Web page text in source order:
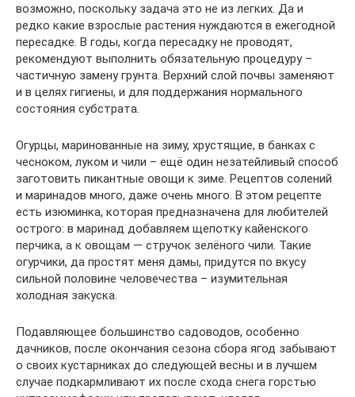
возможно, поскольку задача это не из легких. Да и
редко какие взрослые растения нуждаются в ежегодной
пересадке. В годы, когда пересадку не проводят,
рекомендуют выполнить обязательную процедуру –
частичную замену грунта. Верхний слой почвы заменяют
и в целях гигиены, и для поддержания нормального
состояния субстрата.
Огурцы, маринованные на зиму, хрустящие, в банках с
чесноком, луком и чили – ещё один незатейливый способ
заготовить пикантные овощи к зиме. Рецептов солений
и маринадов много, даже очень много. В этом рецепте
есть изюминка, которая предназначена для любителей
острого: в маринад добавляем щепотку кайенского
перчика, а к овощам — стручок зелёного чили. Такие
огурчики, да простят меня дамы, придутся по вкусу
сильной половине человечества – изумительная
холодная закуска.
Подавляющее большинство садоводов, особенно
дачников, после окончания сезона сбора ягод забывают
о своих кустарниках до следующей весны и в лучшем
случае подкармливают их после схода снега горстью